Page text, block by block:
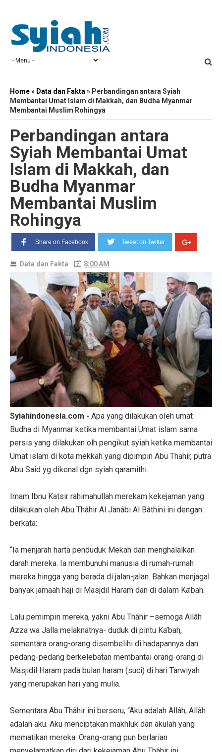
Home» Data dan Fakta » Perbandingan antara Syiah
Membantai Umat Islam di Makkah, dan Budha Myanmar
Membantai Muslim Rohingya
Perbandingan antara
Syiah Membantai Umat
Islam di Makkah, dan
Budha Myanmar
Membantai Muslim
Rohingya
Share on Facebook Tweet on Twitter
Data dan Fakta 8:00 AM
Syiahindonesia.com - Apa yang dilakukan oleh umat
Budha di Myanmar ketika membantai Umat islam sama
persis yang dilakukan olh pengikut syiah ketika membantai
Umat islam di kota mekkah yang dipimpin Abu Thahir, putra
Abu Said yg dikenal dgn syiah qaramithi.
Imam Ibnu Katsir rahimahullah merekam kekejaman yang
dilakukan oleh Abu Thâhir Al Janâbi Al Bâthini ini dengan
berkata:
“Ia menjarah harta penduduk Mekah dan menghalalkan
darah mereka. Ia membunuhi manusia di rumah-rumah
mereka hingga yang berada di jalan-jalan. Bahkan menjagal
banyak jamaah haji di Masjdil Haram dan di dalam Ka’bah.
Lalu pemimpin mereka, yakni Abu Thâhir –semoga Allâh
Azza wa Jalla melaknatnya- duduk di pintu Ka’bah,
sementara orang-orang disembelihi di hadapannya dan
pedang-pedang berkelebatan membantai orang-orang di
Masjidil Haram pada bulan haram (suci) di hari Tarwiyah
yang merupakan hari yang mulia.
Sementara Abu Thâhir ini berseru, “Aku adalah Allâh, Allâh
adalah aku. Aku menciptakan makhluk dan akulah yang
mematikan mereka. Orang-orang pun berlarian